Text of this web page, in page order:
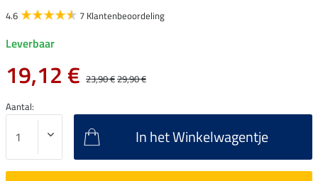
4.6 7 Klantenbeoordeling
Leverbaar
19,12 € 23,90 €29,90 €
Aantal:
In het Winkelwagentje